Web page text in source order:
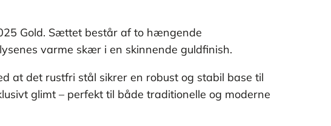
Gold. Sættet består af to hængende
varme skær i en skinnende guldfinish.
at det rustfri stål sikrer en robust og stabil base til
glimt – perfekt til både traditionelle og moderne